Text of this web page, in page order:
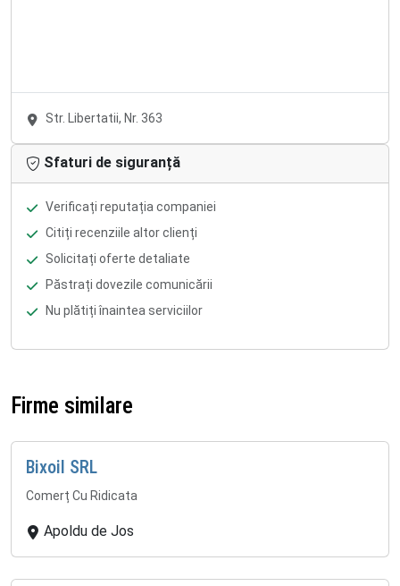
Str. Libertatii, Nr. 363
Sfaturi de siguranță
Verificați reputația companiei
Citiți recenziile altor clienți
Solicitați oferte detaliate
Păstrați dovezile comunicării
Nu plătiți înaintea serviciilor
Firme similare
Bixoil SRL
Comerț Cu Ridicata
Apoldu de Jos